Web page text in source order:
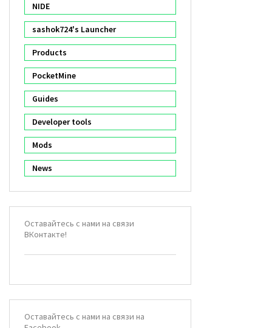
NIDE
sashok724's Launcher
Products
PocketMine
Guides
Developer tools
Mods
News
Оставайтесь с нами на связи
ВКонтакте!
Оставайтесь с нами на связи на